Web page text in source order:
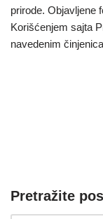
prirode. Objavljene
Korišćenjem sajta
navedenim
Pretražite